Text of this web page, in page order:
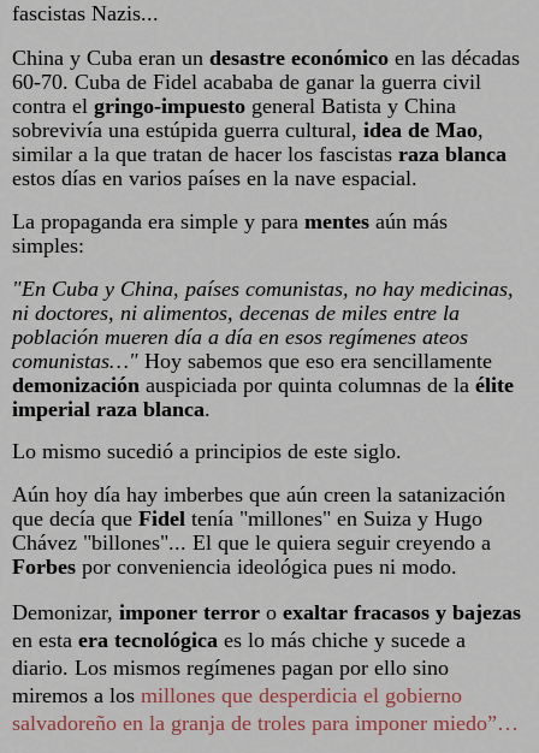
fascistas Nazis...
China y Cuba eran un desastre económico en las décadas
60-70. Cuba de Fidel acababa de ganar la guerra civil
contra el gringo-impuesto general Batista y China
sobrevivía una estúpida guerra cultural, idea de Mao,
similar a la que tratan de hacer los fascistas raza blanca
estos días en varios países en la nave espacial.
La propaganda era simple y para mentes aún más
simples:
"En Cuba y China, países comunistas, no hay medicinas,
ni doctores, ni alimentos, decenas de miles entre la
población mueren día a día en esos regímenes ateos
comunistas…" Hoy sabemos que eso era sencillamente
demonización auspiciada por quinta columnas de la élite
imperial raza blanca.
Lo mismo sucedió a principios de este siglo.
Aún hoy día hay imberbes que aún creen la satanización
que decía que Fidel tenía "millones" en Suiza y Hugo
Chávez "billones"... El que le quiera seguir creyendo a
Forbes por conveniencia ideológica pues ni modo.
Demonizar, imponer terror o exaltar fracasos y bajezas
en esta era tecnológica es lo más chiche y sucede a
diario. Los mismos regímenes pagan por ello sino
miremos a los millones que desperdicia el gobierno
salvadoreño en la granja de troles para imponer miedo”…